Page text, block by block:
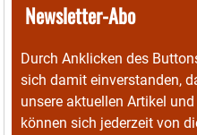
Newsletter-Abo
Durch Anklicken des
sich damit einverstanden,
unsere aktuellen Artikel
können sich jederzeit von